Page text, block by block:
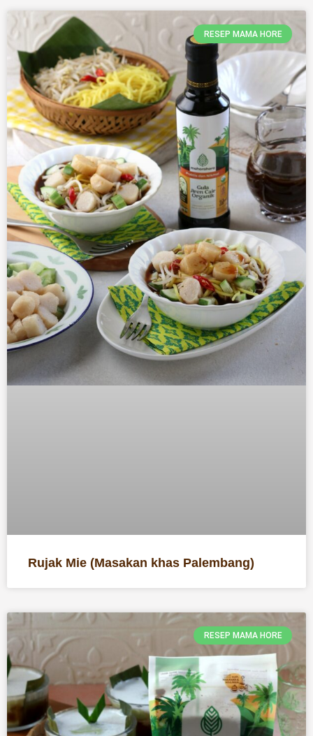
RESEP MAMA HORE
Rujak Mie (Masakan khas Palembang)
RESEP MAMA HORE